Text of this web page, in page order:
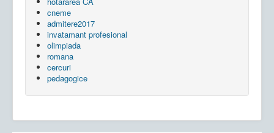
cneme
admitere2017
invatamant profesional
olimpiada
romana
cercuri
pedagogice